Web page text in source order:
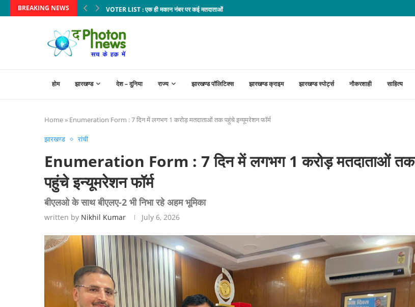
BREAKING NEWS VOTER LIST : एक ही मकान नंबर पर कई मतदाताओं के नाम को लेकर निर्वाचन...
होम झारखण्ड देश – दुनिया राज्य झारखण्ड पॉलिटिक्स झारखण्ड क्राइम झारखण्ड स्पोर्ट्स नौकरशाही साहित्य
Home» Enumeration Form : 7 दिन में लगभग 1 करोड़ मतदाताओं तक पहुंचे इन्यूमरेशन फॉर्म
झारखण्ड रांची
Enumeration Form : 7 दिन में लगभग 1 करोड़ मतदाताओं तक
पहुंचे इन्यूमरेशन फॉर्म
बीएलओ के साथ बीएलए-2 भी निभा रहे अहम भूमिका
written by Nikhil Kumar July 6, 2026